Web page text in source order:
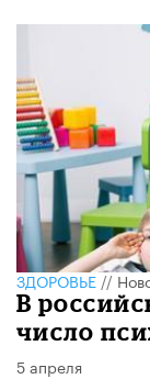
ЗДОРОВЬЕ//
В
число
5 апреля